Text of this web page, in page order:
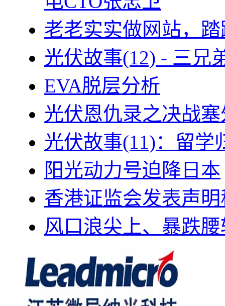
老老实实做网站，
光伏故事(12) - 三兄
EVA脱层分析
光伏恩仇录之决战
光伏故事(11)：留学
阳光动力号迫降日本
香港证监会发表声
风口浪尖上、暴跌